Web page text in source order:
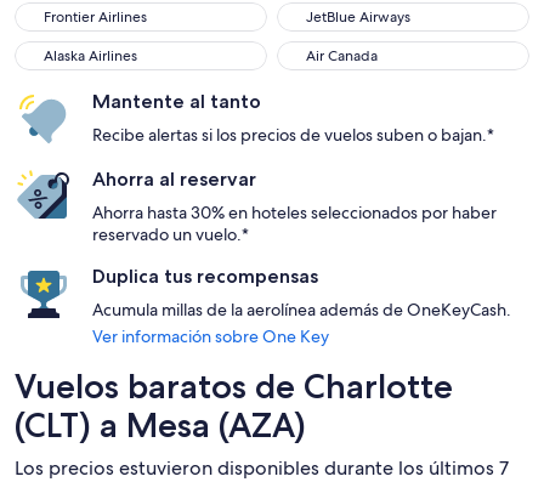
Frontier Airlines
Frontier Airlines JetBlue Airways
JetBlue Airways
Alaska Airlines
Alaska Airlines Air Canada
Air Canada
Mantente al tanto
Recibe alertas si los precios de vuelos suben o bajan.*
Ahorra al reservar
Ahorra hasta 30% en hoteles seleccionados por haber
reservado un vuelo.*
Duplica tus recompensas
Acumula millas de la aerolínea además de OneKeyCash.
Ver información sobre One Key
Vuelos baratos de Charlotte
(CLT) a Mesa (AZA)
Los precios estuvieron disponibles durante los últimos 7